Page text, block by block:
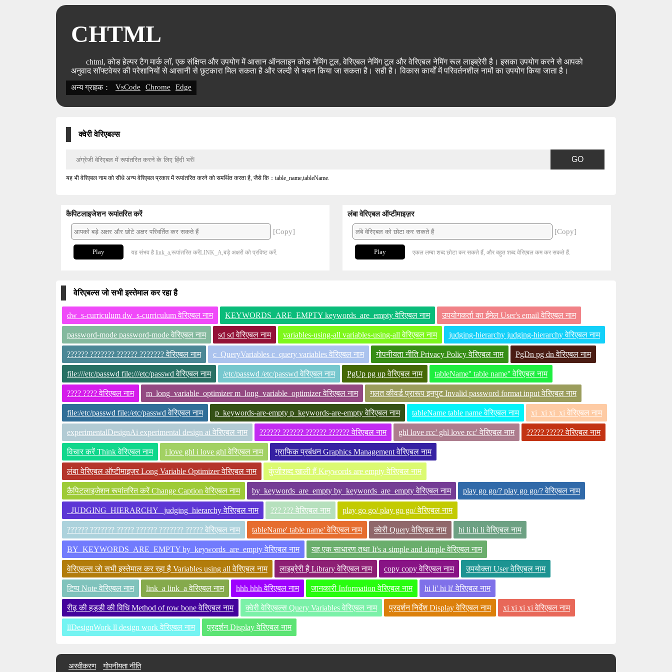
CHTML
chtml, कोड हेल्पर टैग मार्क लॉ, एक संक्षिप्त और उपयोग में आसान ऑनलाइन कोड नेमिंग टूल, वेरिएबल नेमिंग टूल और वेरिएबल नेमिंग रूल लाइब्रेरी है। इसका उपयोग करने से आपको
अनुवाद सॉफ्टवेयर की परेशानियों से आसानी से छुटकारा मिल सकता है और जल्दी से चयन किया जा सकता है। सही है। विकास कार्यों में परिवर्तनशील नामों का उपयोग किया जाता है।
अन्य ग्राहक： VsCode Chrome Edge
क्वेरी वेरिएबल्स
यह भी वेरिएबल नाम को सीधे अन्य वेरिएबल प्रकार में रूपांतरित करने को समर्थित करता है, जैसे कि：table_name,tableName.
कैपिटलाइजेशन रूपांतरित करें
[Copy]
Play यह संभव है link_a,रूपांतरित करेंLINK_A,बड़े अक्षरों को प्रविष्ट करें.
लंबा वेरिएबल ऑप्टीमाइज़र
[Copy]
Play एकल लम्बा शब्द छोटा कर सकते हैं, और बहुत शब्द वेरिएबल कम कर सकते हैं.
वेरिएबल्स जो सभी इस्तेमाल कर रहा है
dw_s-curriculum dw_s-curriculum वेरिएबल नाम KEYWORDS_ARE_EMPTY keywords_are_empty वेरिएबल नाम उपयोगकर्ता का ईमेल User's email वेरिएबल नाम
password-mode password-mode वेरिएबल नाम sd sd वेरिएबल नाम variables-using-all variables-using-all वेरिएबल नाम judging-hierarchy judging-hierarchy वेरिएबल नाम
?????? ??????? ?????? ??????? वेरिएबल नाम c_QueryVariables c_query variables वेरिएबल नाम गोपनीयता नीति Privacy Policy वेरिएबल नाम PgDn pg dn वेरिएबल नाम
file:///etc/passwd file:///etc/passwd वेरिएबल नाम /etc/passwd /etc/passwd वेरिएबल नाम PgUp pg up वेरिएबल नाम tableName'' table name'' वेरिएबल नाम
???? ???? वेरिएबल नाम m_long_variable_optimizer m_long_variable_optimizer वेरिएबल नाम गलत कीवर्ड प्रारूप इनपुट Invalid password format input वेरिएबल नाम
file:/etc/passwd file:/etc/passwd वेरिएबल नाम p_keywords-are-empty p_keywords-are-empty वेरिएबल नाम tableName table name वेरिएबल नाम xi_xi xi_xi वेरिएबल नाम
experimentalDesignAi experimental design ai वेरिएबल नाम ?????? ?????? ?????? ?????? वेरिएबल नाम ghl love rcc' ghl love rcc' वेरिएबल नाम ????? ????? वेरिएबल नाम
विचार करें Think वेरिएबल नाम i love ghl i love ghl वेरिएबल नाम ग्राफिक प्रबंधन Graphics Management वेरिएबल नाम
लंबा वेरिएबल ऑप्टीमाइज़र Long Variable Optimizer वेरिएबल नाम कुंजीशब्द खाली हैं Keywords are empty वेरिएबल नाम
कैपिटलाइजेशन रूपांतरित करें Change Caption वेरिएबल नाम by_keywords_are_empty by_keywords_are_empty वेरिएबल नाम play go go/? play go go/? वेरिएबल नाम
_JUDGING_HIERARCHY _judging_hierarchy वेरिएबल नाम ??? ??? वेरिएबल नाम play go go/ play go go/ वेरिएबल नाम
?????? ??????? ????? ?????? ??????? ????? वेरिएबल नाम tableName' table name' वेरिएबल नाम क्वेरी Query वेरिएबल नाम hi li hi li वेरिएबल नाम
BY_KEYWORDS_ARE_EMPTY by_keywords_are_empty वेरिएबल नाम यह एक साधारण तथा It's a simple and simple वेरिएबल नाम
वेरिएबल्स जो सभी इस्तेमाल कर रहा है Variables using all वेरिएबल नाम लाइब्रेरी है Library वेरिएबल नाम copy copy वेरिएबल नाम उपयोक्ता User वेरिएबल नाम
टिप्प Note वेरिएबल नाम link_a link_a वेरिएबल नाम hhh hhh वेरिएबल नाम जानकारी Information वेरिएबल नाम hi li' hi li' वेरिएबल नाम
रीढ़ की हड्डी की विधि Method of row bone वेरिएबल नाम क्वेरी वेरिएबल्स Query Variables वेरिएबल नाम प्रदर्शन निर्देश Display वेरिएबल नाम xi xi xi xi वेरिएबल नाम
llDesignWork ll design work वेरिएबल नाम प्रदर्शन Display वेरिएबल नाम
अस्वीकरण गोपनीयता नीति